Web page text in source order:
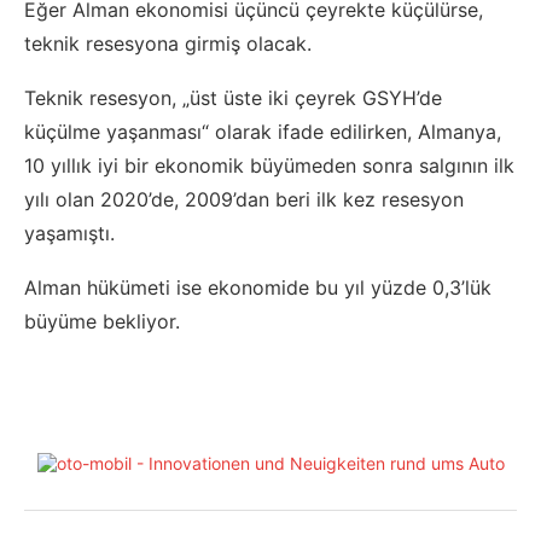
Eğer Alman ekonomisi üçüncü çeyrekte küçülürse,
teknik resesyona girmiş olacak.
Teknik resesyon, „üst üste iki çeyrek GSYH’de
küçülme yaşanması“ olarak ifade edilirken, Almanya,
10 yıllık iyi bir ekonomik büyümeden sonra salgının ilk
yılı olan 2020’de, 2009’dan beri ilk kez resesyon
yaşamıştı.
Alman hükümeti ise ekonomide bu yıl yüzde 0,3’lük
büyüme bekliyor.